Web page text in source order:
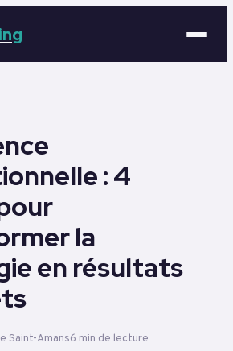
: 4
la
en résultats
Saint-Amans6 min de lecture